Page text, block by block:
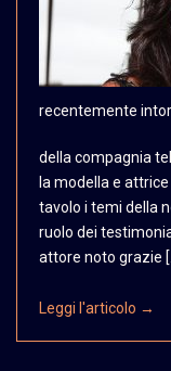
recentemente
della compagnia
la modella e
tavolo i temi della
ruolo dei
attore noto grazie
Leggi l'articolo →